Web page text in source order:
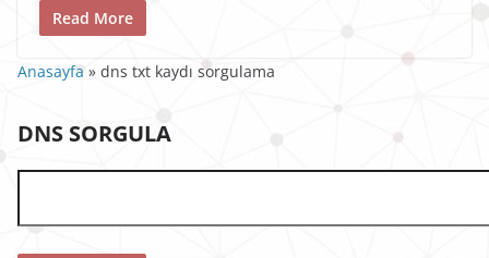
Read More
Anasayfa » dns txt kaydı sorgulama
DNS SORGULA